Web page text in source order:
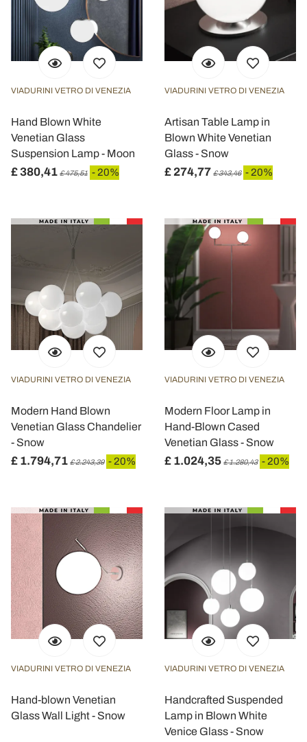
VIADURINI VETRO DI VENEZIA
Hand Blown White
Venetian Glass
Suspension Lamp - Moon
£ 380,41 £ 475,51 - 20%
VIADURINI VETRO DI VENEZIA
Artisan Table Lamp in
Blown White Venetian
Glass - Snow
£ 274,77 £ 343,46 - 20%
VIADURINI VETRO DI VENEZIA
Modern Hand Blown
Venetian Glass Chandelier
- Snow
£ 1.794,71 £ 2.243,39 - 20%
VIADURINI VETRO DI VENEZIA
Modern Floor Lamp in
Hand-Blown Cased
Venetian Glass - Snow
£ 1.024,35 £ 1.280,43 - 20%
VIADURINI VETRO DI VENEZIA
Hand-blown Venetian
Glass Wall Light - Snow
VIADURINI VETRO DI VENEZIA
Handcrafted Suspended
Lamp in Blown White
Venice Glass - Snow